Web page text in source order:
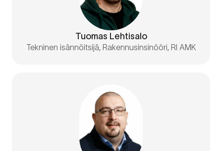
Tuomas Lehtisalo
Tekninen isännöitsijä, Rakennusinsinööri, RI AMK